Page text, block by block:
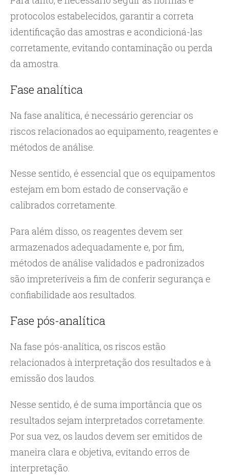
protocolos estabelecidos, garantir a correta
identificação das amostras e acondicioná-las
corretamente, evitando contaminação ou perda
da amostra.
Fase analítica
Na fase analítica, é necessário gerenciar os
riscos relacionados ao equipamento, reagentes e
métodos de análise.
Nesse sentido, é essencial que os equipamentos
estejam em bom estado de conservação e
calibrados corretamente.
Para além disso, os reagentes devem ser
armazenados adequadamente e, por fim,
métodos de análise validados e padronizados
são impreteríveis a fim de conferir segurança e
confiabilidade aos resultados.
Fase pós-analítica
Na fase pós-analítica, os riscos estão
relacionados à interpretação dos resultados e à
emissão dos laudos.
Nesse sentido, é de suma importância que os
resultados sejam interpretados corretamente.
Por sua vez, os laudos devem ser emitidos de
maneira clara e objetiva, evitando erros de
interpretação.